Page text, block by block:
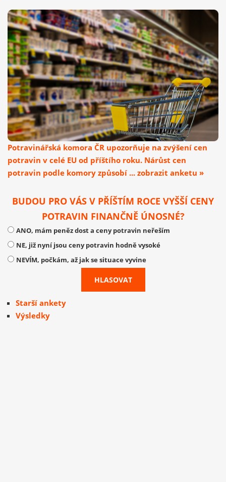
Potravinářská komora ČR upozorňuje na zvýšení cen
potravin v celé EU od příštího roku. Nárůst cen
potravin podle komory způsobí ... zobrazit anketu »
BUDOU PRO VÁS V PŘÍŠTÍM ROCE VYŠŠÍ CENY
POTRAVIN FINANČNĚ ÚNOSNÉ?
ANO, mám peněz dost a ceny potravin neřeším
NE, již nyní jsou ceny potravin hodně vysoké
NEVÍM, počkám, až jak se situace vyvine
Starší ankety
Výsledky